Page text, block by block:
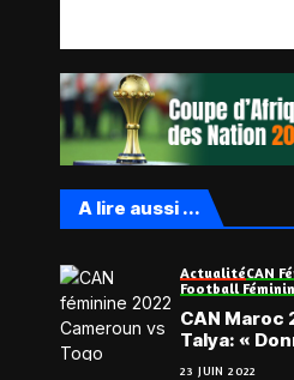
A lire aussi ...
ActualitéCAN
Football Féminin
CAN Maroc
Talya: «
forces
23 JUIN 2022